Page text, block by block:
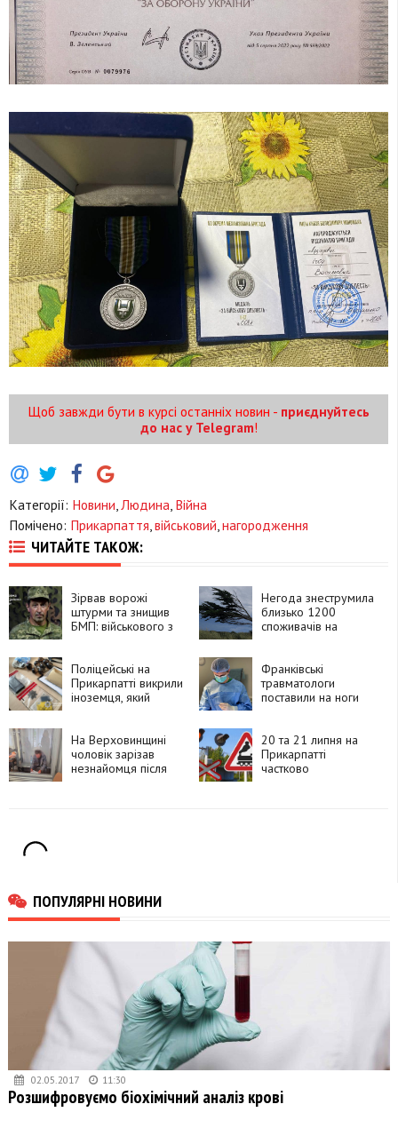
Щоб завжди бути в курсі останніх новин - приєднуйтесь
до нас у Telegram!
Категорії: Новини,Людина, Війна
Помічено: Прикарпаття,військовий,нагородження
ЧИТАЙТЕ ТАКОЖ:
Зірвав ворожі
штурми та знищив
БМП: військового з
орденом «За
мужність»
Негода знеструмила
близько 1200
споживачів на
Поліцейські на
Прикарпатті викрили
іноземця, який
Telegram і збував їх
покупцям
Франківські
травматологи
поставили на ноги
операції
На Верховинщині
чоловік зарізав
незнайомця після
20 та 21 липня на
Прикарпатті
частково
ПОПУЛЯРНІ НОВИНИ
02.05.2017 11:30
Розшифровуємо біохімічний аналіз крові